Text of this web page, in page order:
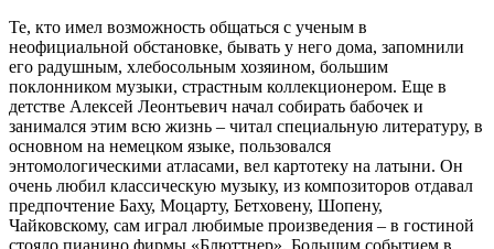
Те, кто имел возможность общаться с ученым в
неофициальной обстановке, бывать у него дома, запомнили
его радушным, хлебосольным хозяином, большим
поклонником музыки, страстным коллекционером. Еще в
детстве Алексей Леонтьевич начал собирать бабочек и
занимался этим всю жизнь – читал специальную литературу, в
основном на немецком языке, пользовался
энтомологическими атласами, вел картотеку на латыни. Он
очень любил классическую музыку, из композиторов отдавал
предпочтение Баху, Моцарту, Бетховену, Шопену,
Чайковскому, сам играл любимые произведения – в гостиной
стояло пианино фирмы «Блюттнер». Большим событием в